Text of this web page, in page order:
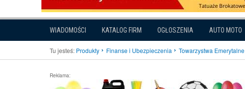
WIADOMOŚCI KATALOG FIRM OGŁOSZENIA AUTO MOTO
Tu jesteś: Produkty Finanse i Ubezpieczenia Towarzystwa Emerytalne
Reklama: